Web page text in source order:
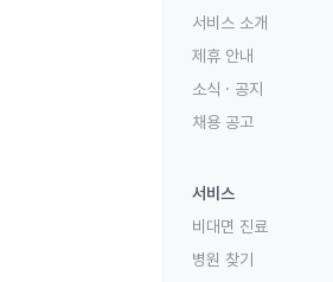
서비스 소개
제휴 안내
소식 · 공지
채용 공고
서비스
비대면 진료
병원 찾기